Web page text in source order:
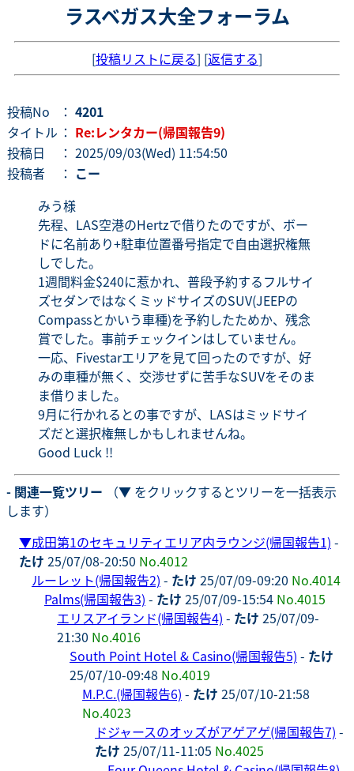
ラスベガス大全フォーラム
[投稿リストに戻る] [返信する]
投稿No ： 4201
タイトル ： Re:レンタカー(帰国報告9)
投稿日
： 2025/09/03(Wed) 11:54:50
投稿者
： こー
みう様
先程、LAS空港のHertzで借りたのですが、ボー
ドに名前あり+駐車位置番号指定で自由選択権無
しでした。
1週間料金$240に惹かれ、普段予約するフルサイ
ズセダンではなくミッドサイズのSUV(JEEPの
Compassとかいう車種)を予約したためか、残念
賞でした。事前チェックインはしていません。
一応、Fivestarエリアを見て回ったのですが、好
みの車種が無く、交渉せずに苦手なSUVをそのま
ま借りました。
9月に行かれるとの事ですが、LASはミッドサイ
ズだと選択権無しかもしれませんね。
Good Luck !!
- 関連一覧ツリー （▼ をクリックするとツリーを一括表示
します）
▼成田第1のセキュリティエリア内ラウンジ(帰国報告1) -
たけ 25/07/08-20:50 No.4012
ルーレット(帰国報告2) - たけ 25/07/09-09:20 No.4014
Palms(帰国報告3) - たけ 25/07/09-15:54 No.4015
エリスアイランド(帰国報告4) - たけ 25/07/09-
21:30 No.4016
South Point Hotel & Casino(帰国報告5) - たけ
25/07/10-09:48 No.4019
M.P.C.(帰国報告6) - たけ 25/07/10-21:58
No.4023
ドジャースのオッズがアゲアゲ(帰国報告7) -
たけ 25/07/11-11:05 No.4025